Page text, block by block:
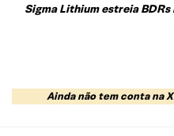
Sigma Lithium estreia
Ainda não tem conta na